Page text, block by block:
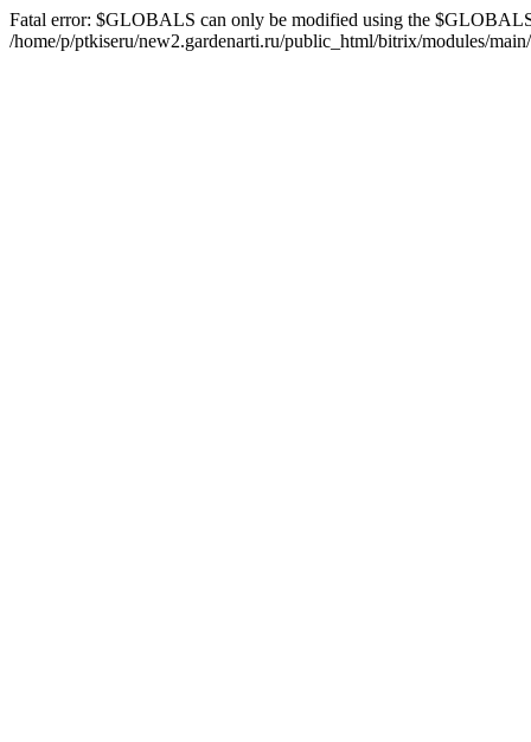
Fatal error: $GLOBALS can only be modified using the
/home/p/ptkiseru/new2.gardenarti.ru/public_html/bitrix/modules/